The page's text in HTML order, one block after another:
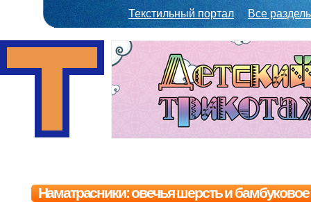
Текстильный портал Все
Наматрасники: овечья шерсть и